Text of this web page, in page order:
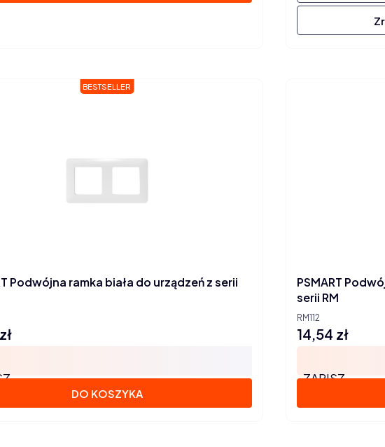
BESTSELLER
Podwójna ramka biała do urządzeń z serii
DO KOSZYKA
RM112
PSMART
serii RM
Cena
14,54 zł
ZAPISZ